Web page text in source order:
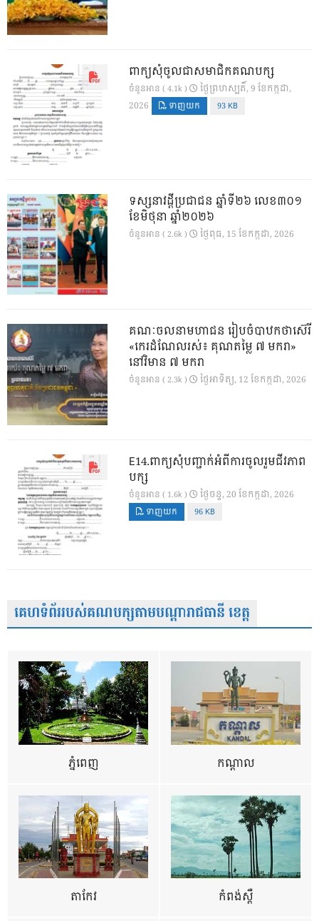
ពាក្យសុំចូលជាសមាជិកគណបក្ស
ចំនួនអាន ( 4.1k )
ថ្ងៃ​ព្រហស្បតិ៍, 9 ខែ​កក្កដា,
2026
ទាញយក 93 KB
ទស្សនាវដ្ដីប្រជាជន ឆ្នាំទី២៦ លេខ៣០១
ខែមិថុនា ឆ្នាំ២០២៦
ចំនួនអាន ( 2.6k ) ថ្ងៃ​ពុធ, 15 ខែ​កក្កដា, 2026
គណៈចលនាមហាជន រៀបចំបាឋកថាស៊េរី
«កេរដំណែលរស់៖ គុណតម្លៃ ៧ មករា»
នៅវិមាន ៧ មករា
ចំនួនអាន ( 2.3k ) ថ្ងៃ​អាទិត្យ, 12 ខែ​កក្កដា, 2026
E14.ពាក្យសុំបញ្ជាក់អំពីការចូលរួមជីវភាព
បក្ស
ចំនួនអាន ( 1.6k ) ថ្ងៃ​ចន្ទ, 20 ខែ​កក្កដា, 2026
ទាញយក 96 KB
គេហទំព័ររបស់គណបក្សតាមបណ្តារាជធានី ខេត្ត
ភ្នំពេញ កណ្តាល
តាកែវ កំពង់ស្ពឺ